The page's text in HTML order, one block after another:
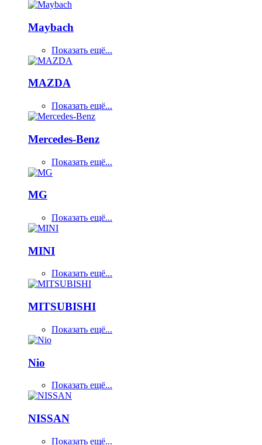
Maybach
Показать ещё...
MAZDA
Показать ещё...
Mercedes-Benz
Показать ещё...
MG
Показать ещё...
MINI
Показать ещё...
MITSUBISHI
Показать ещё...
Nio
Показать ещё...
NISSAN
Показать ещё...